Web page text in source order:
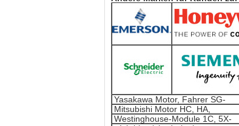
Yasakawa Motor, Fahrer SG-
Mitsubishi Motor HC, HA,
Westinghouse-Module 1C, 5X-